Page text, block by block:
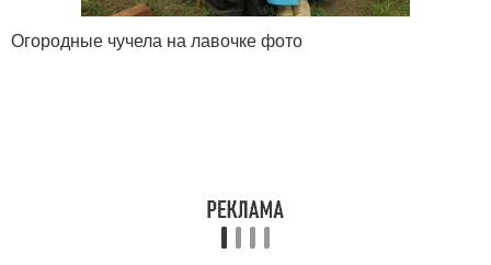
Огородные чучела на лавочке фото